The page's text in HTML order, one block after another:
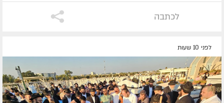
לכתבה
לפני 10 שעות